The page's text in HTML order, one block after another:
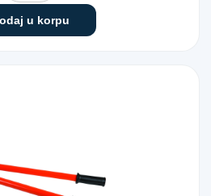
u korpu